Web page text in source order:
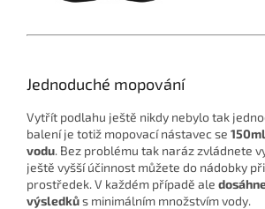
Jednoduché mopování
Vytřít podlahu ještě nikdy nebylo tak
balení je totiž mopovací nástavec se
vodu. Bez problému tak naráz zvládnete
ještě vyšší účinnost můžete do nádobky
prostředek. V každém případě ale
výsledkůs minimálním množstvím vody.